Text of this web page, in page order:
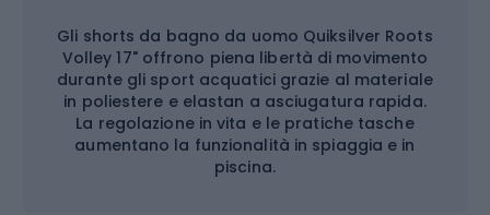
Gli shorts da bagno da uomo Quiksilver Roots
Volley 17" offrono piena libertà di movimento
durante gli sport acquatici grazie al materiale
in poliestere e elastan a asciugatura rapida.
La regolazione in vita e le pratiche tasche
aumentano la funzionalità in spiaggia e in
piscina.